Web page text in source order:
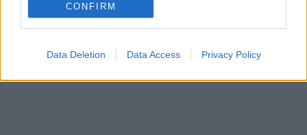
CONFIRM
Data Deletion Data Access Privacy Policy